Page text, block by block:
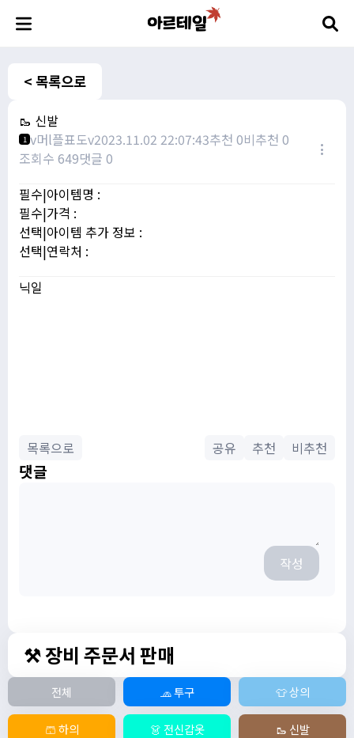
< 목록으로
🥾 신발
1 v머l플표도v2023.11.02 22:07:43추천 0비추천 0
조회수 649댓글 0
필수|아이템명 :
필수|가격 :
선택|아이템 추가 정보 :
선택|연락처 :
닉일
목록으로 공유 추천 비추천
댓글
작성
⚒️ 장비 주문서 판매
전체 🧢 투구 👕 상의
🩳 하의 👗 전신갑옷 🥾 신발